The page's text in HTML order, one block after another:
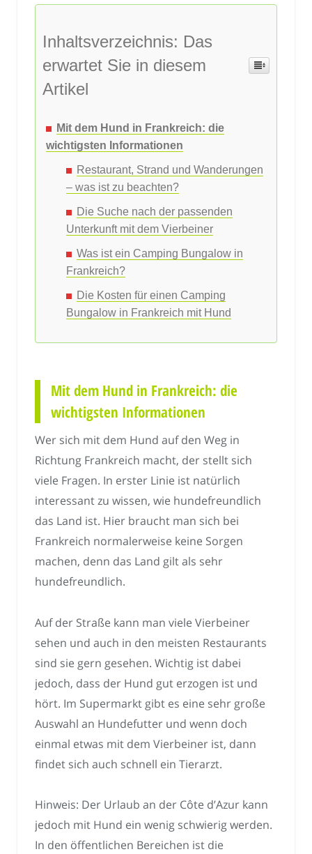
Inhaltsverzeichnis: Das
erwartet Sie in diesem
Artikel
Mit dem Hund in Frankreich: die
wichtigsten Informationen
Restaurant, Strand und Wanderungen
– was ist zu beachten?
Die Suche nach der passenden
Unterkunft mit dem Vierbeiner
Was ist ein Camping Bungalow in
Frankreich?
Die Kosten für einen Camping
Bungalow in Frankreich mit Hund
Mit dem Hund in Frankreich: die
wichtigsten Informationen
Wer sich mit dem Hund auf den Weg in
Richtung Frankreich macht, der stellt sich
viele Fragen. In erster Linie ist natürlich
interessant zu wissen, wie hundefreundlich
das Land ist. Hier braucht man sich bei
Frankreich normalerweise keine Sorgen
machen, denn das Land gilt als sehr
hundefreundlich.
Auf der Straße kann man viele Vierbeiner
sehen und auch in den meisten Restaurants
sind sie gern gesehen. Wichtig ist dabei
jedoch, dass der Hund gut erzogen ist und
hört. Im Supermarkt gibt es eine sehr große
Auswahl an Hundefutter und wenn doch
einmal etwas mit dem Vierbeiner ist, dann
findet sich auch schnell ein Tierarzt.
Hinweis: Der Urlaub an der Côte d’Azur kann
jedoch mit Hund ein wenig schwierig werden.
In den öffentlichen Bereichen ist die